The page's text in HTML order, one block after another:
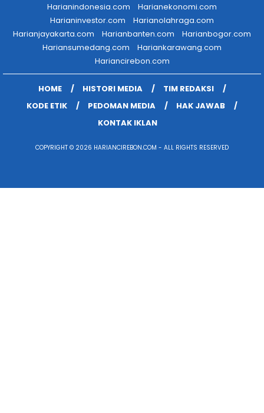
Harianindonesia.com
Harianekonomi.com
Harianinvestor.com
Harianolahraga.com
Harianjayakarta.com
Harianbanten.com
Harianbogor.com
Hariansumedang.com
Hariankarawang.com
Hariancirebon.com
HOME HISTORI MEDIA
TIM REDAKSI
KODE ETIK
PEDOMAN MEDIA
HAK JAWAB
KONTAK IKLAN
COPYRIGHT © 2026 HARIANCIREBON.COM - ALL RIGHTS RESERVED